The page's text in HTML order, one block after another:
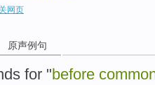
网页
原声例句
for "before